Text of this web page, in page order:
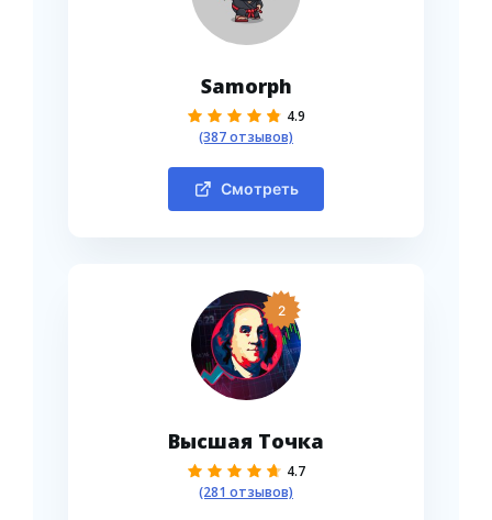
Samorph
4.9
(387 отзывов)
Смотреть
2
Высшая Точка
4.7
(281 отзывов)